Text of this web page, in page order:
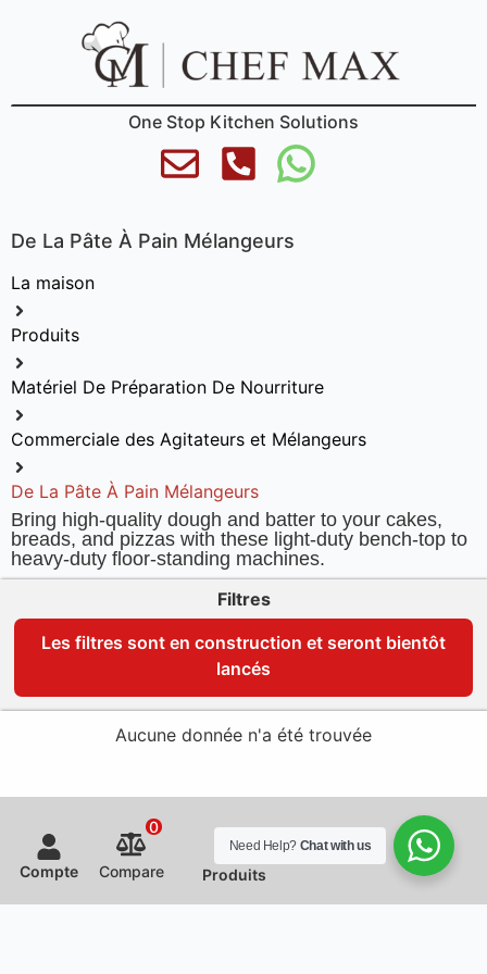
One Stop Kitchen Solutions
De La Pâte À Pain Mélangeurs
La maison
Produits
Matériel De Préparation De Nourriture
Commerciale des Agitateurs et Mélangeurs
De La Pâte À Pain Mélangeurs
Bring high-quality dough and batter to your cakes,
breads, and pizzas with these light-duty bench-top to
heavy-duty floor-standing machines.
Filtres
Les filtres sont en construction et seront bientôt
lancés
Aucune donnée n'a été trouvée
Compte Compare
0
Produits
Need Help? Chat with us